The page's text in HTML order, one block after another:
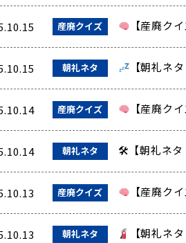
産廃クイズ 【産廃ク
朝礼ネタ 【朝礼ネ
産廃クイズ 【産廃ク
朝礼ネタ 🛠【朝礼ネタ
産廃クイズ 【産廃ク
朝礼ネタ 【朝礼ネ